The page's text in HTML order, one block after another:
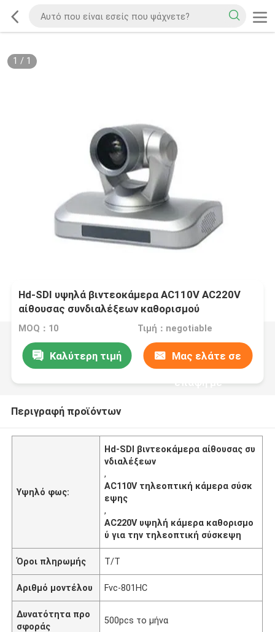
1 / 1
Hd-SDI υψηλά βιντεοκάμερα AC110V AC220V
αίθουσας συνδιαλέξεων καθορισμού
MOQ：10 Τιμή：negotiable
Καλύτερη τιμή Μας ελάτε σε
επαφή με
Περιγραφή προϊόντων
Υψηλό φως:
Hd-SDI βιντεοκάμερα αίθουσας συ
νδιαλέξεων
,
AC110V τηλεοπτική κάμερα σύσκ
εψης
,
AC220V υψηλή κάμερα καθορισμο
ύ για την τηλεοπτική σύσκεψη
Όροι πληρωμής T/T
Αριθμό μοντέλου Fvc-801HC
Δυνατότητα προ
σφοράς
500pcs το μήνα